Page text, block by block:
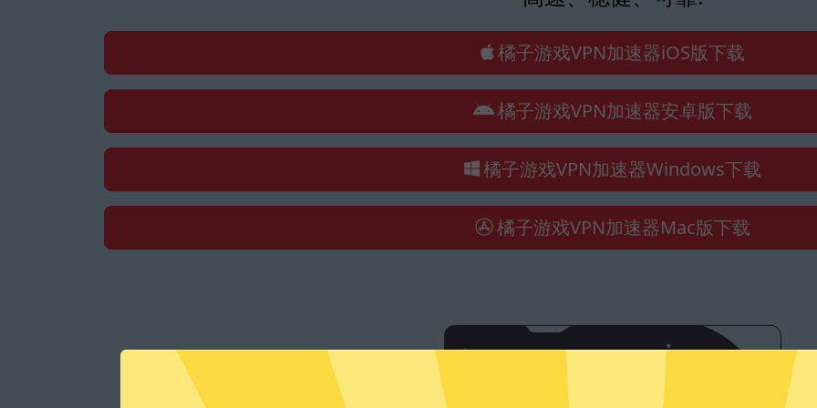
橘子游戏VPN加速器iOS版下载
橘子游戏VPN加速器安卓版下载
橘子游戏VPN加速器Windows下载
橘子游戏VPN加速器Mac版下载